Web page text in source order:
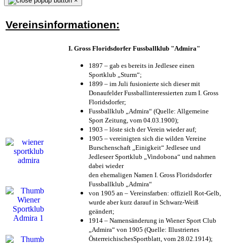
Vereinsinformationen:
I. Gross Floridsdorfer Fussballklub "Admira"
1897 – gab es bereits in Jedlesee einen
Sportklub „Sturm“;
1899 – im Juli fusionierte sich dieser mit
Donaufelder Fussballinteressierten zum I. Gross
Floridsdorfer;
Fussballklub „Admira“ (Quelle: Allgemeine
Sport Zeitung, vom 04.03.1900);
1903 – löste sich der Verein wieder auf;
1905 – vereinigten sich die wilden Vereine
Burschenschaft „Einigkeit“ Jedlesee und
Jedleseer Sportklub „Vindobona“ und nahmen
dabei wieder
den ehemaligen Namen I. Gross Floridsdorfer
Fussballklub „Admira“
von 1905 an – Vereinsfarben: offiziell Rot-Gelb,
wurde aber kurz darauf in Schwarz-Weiß
geändert;
1914 – Namensänderung in Wiener Sport Club
„Admira“ von 1905 (Quelle: Illustriertes
ÖsterreichischesSportblatt, vom 28.02.1914);